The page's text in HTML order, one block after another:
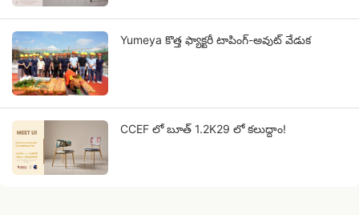
Yumeya కొత్త ఫ్యాక్టరీ టాపింగ్-అవుట్ వేడుక
CCEF లో బూత్ 1.2K29 లో కలుద్దాం!